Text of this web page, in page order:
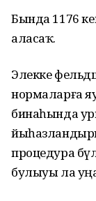
Бында 1176
аласаҡ.
Элекке
нормаларға
бинаһында
процедура
булыуы ла